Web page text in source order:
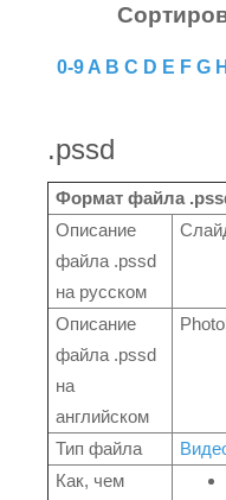
0-9 A B C D E F G H
.pssd
Формат файла
Описание
файла .pssd
на русском
Описание
файла .pssd
на
английском
Тип файла
Как, чем